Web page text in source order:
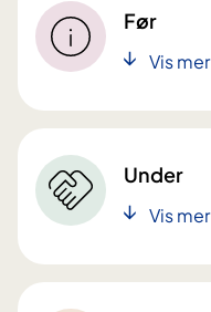
Før
Vis mer
Under
Vis mer